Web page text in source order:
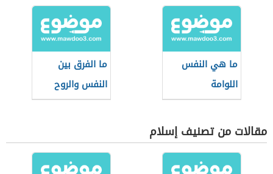
ما هي النفس
اللوامة
ما الفرق بين
النفس والروح
مقالات من تصنيف إسلام